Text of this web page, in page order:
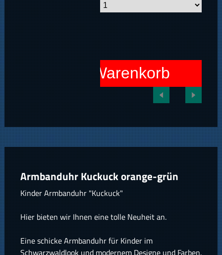
In den Warenkorb
Armbanduhr Kuckuck orange-grün
Kinder Armbanduhr "Kuckuck"
Hier bieten wir Ihnen eine tolle Neuheit an.
Eine schicke Armbanduhr für Kinder im